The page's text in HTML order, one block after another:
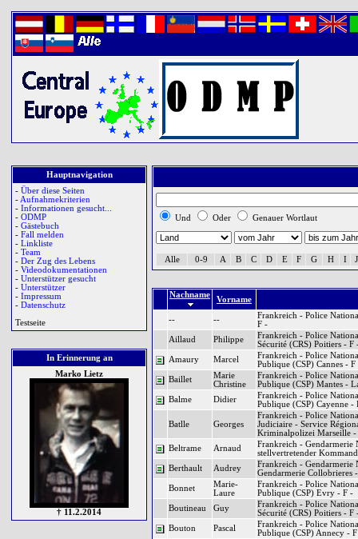
Hauptnavigation
- Über diese Seiten
- Aufnahmekriterien
- Informationen gesucht...
- ODMP
- Gästebuch
- Fall melden
- Linkliste
- Team
- Der Zug des Lebens
- Videodokumentationen
- Unterstützer gesucht
- Unterstützer
- Impressum
- Datenschutz
Testseite
In Erinnerung an
Marko Lietz
† 11.2.2014
Und Oder Genauer Wortlaut
Alle 0-9 A B C D E F G H I J
Nachname
Vorname
-- --
Frankreich - Police
F -
Aillaud
Philippe
Frankreich - Police
Sécurité (CRS) Poitiers - F
Amaury
Marcel
Frankreich - Police
Publique (CSP) Cannes - F
Baillet
Marie
Christine
Frankreich - Police
Publique (CSP) Mantes -
Balme
Didier
Frankreich - Police
Publique (CSP) Cayenne -
Batlle Georges
Frankreich - Police
Judiciaire - Service
Kriminalpolizei Marseille -
Beltrame
Arnaud
Frankreich - Gendarmerie
stellvertretender
Berthault
Audrey
Frankreich - Gendarmerie
Gendarmerie Collobrieres
Bonnet
Marie-
Laure
Frankreich - Police
Publique (CSP) Evry - F -
Boutineau
Guy
Frankreich - Police
Sécurité (CRS) Poitiers - F
Bouton
Pascal
Frankreich - Police
Publique (CSP) Annecy -